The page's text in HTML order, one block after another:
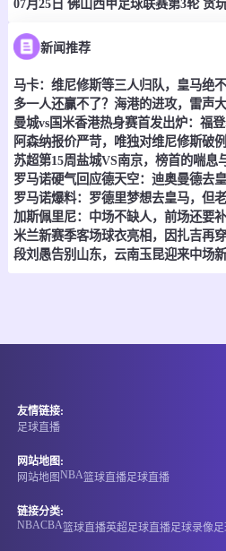
澳西女超 08-09 15:00
尼兰西澳洲大学女足
情报
澳西女超 08-09 15:00
FC索伦托女足 0 - 0
情报
澳足总 08-09 15:00
宏达宏兴
-
新闻推荐
马卡：维尼修斯等三人归队，皇马绝
多一人还赢不了？海港的进攻，雷声
罗马诺爆料：罗德里梦想去皇马，但
加斯佩里尼：中场不缺人，前场还要
段刘愚告别山东，云南玉昆迎来中场
友情链接:
足球直播
网站地图:
网站地图NBA篮球直播足球直播
链接分类:
NBACBA篮球直播英超 足球直播足球录像